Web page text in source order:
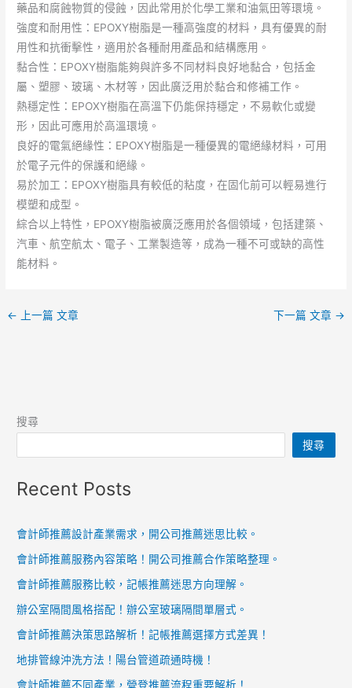
藥品和腐蝕物質的侵蝕，因此常用於化學工業和油氣田等環境。
強度和耐用性：EPOXY樹脂是一種高強度的材料，具有優異的耐
用性和抗衝擊性，適用於各種耐用產品和結構應用。
黏合性：EPOXY樹脂能夠與許多不同材料良好地黏合，包括金
屬、塑膠、玻璃、木材等，因此廣泛用於黏合和修補工作。
熱穩定性：EPOXY樹脂在高溫下仍能保持穩定，不易軟化或變
形，因此可應用於高溫環境。
良好的電氣絕緣性：EPOXY樹脂是一種優異的電絕緣材料，可用
於電子元件的保護和絕緣。
易於加工：EPOXY樹脂具有較低的粘度，在固化前可以輕易進行
模塑和成型。
綜合以上特性，EPOXY樹脂被廣泛應用於各個領域，包括建築、
汽車、航空航太、電子、工業製造等，成為一種不可或缺的高性
能材料。
← 上一篇 文章 下一篇 文章 →
搜尋
搜尋
Recent Posts
會計師推薦設計產業需求，開公司推薦迷思比較。
會計師推薦服務內容策略！開公司推薦合作策略整理。
會計師推薦服務比較，記帳推薦迷思方向理解。
辦公室隔間風格搭配！辦公室玻璃隔間單層式。
會計師推薦決策思路解析！記帳推薦選擇方式差異！
地排管線沖洗方法！陽台管道疏通時機！
會計師推薦不同產業，營登推薦流程重要解析！